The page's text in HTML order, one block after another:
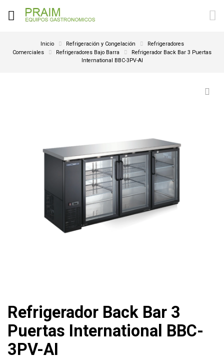
Inicio Refrigeración y Congelación
Refrigeradores
Comerciales
Refrigeradores Bajo Barra
Refrigerador Back Bar 3 Puertas
International BBC-3PV-AI
Refrigerador Back Bar 3
Puertas International BBC-
3PV-AI